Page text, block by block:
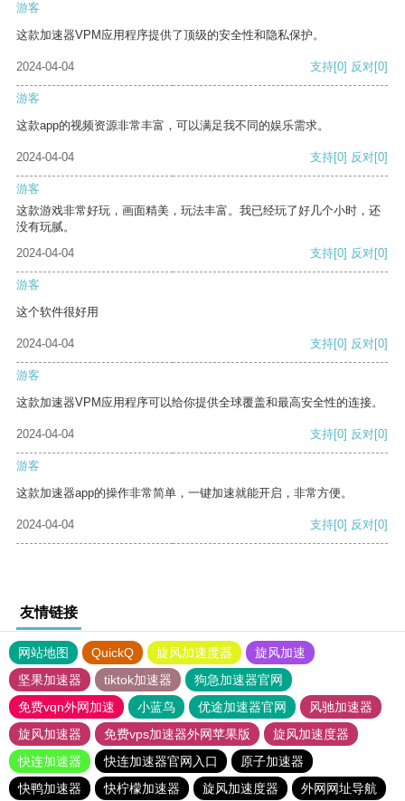
游客
这款加速器VPM应用程序提供了顶级的安全性和隐私保护。
2024-04-04 支持[0] 反对[0]
游客
这款app的视频资源非常丰富，可以满足我不同的娱乐需求。
2024-04-04 支持[0] 反对[0]
游客
这款游戏非常好玩，画面精美，玩法丰富。我已经玩了好几个小时，还
没有玩腻。
2024-04-04
支持[0] 反对[0]
游客
这个软件很好用
2024-04-04 支持[0] 反对[0]
游客
这款加速器VPM应用程序可以给你提供全球覆盖和最高安全性的连接。
2024-04-04 支持[0] 反对[0]
游客
这款加速器app的操作非常简单，一键加速就能开启，非常方便。
2024-04-04 支持[0] 反对[0]
友情链接
网站地图 QuickQ 旋风加速度器
旋风加速
坚果加速器
tiktok加速器
狗急加速器官网
免费vqn外网加速
小蓝鸟 优途加速器官网
风驰加速器
旋风加速器
免费vps加速器外网苹果版
旋风加速度器
快连加速器
快连加速器官网入口
原子加速器
快鸭加速器
快柠檬加速器 旋风加速度器 外网网址导航